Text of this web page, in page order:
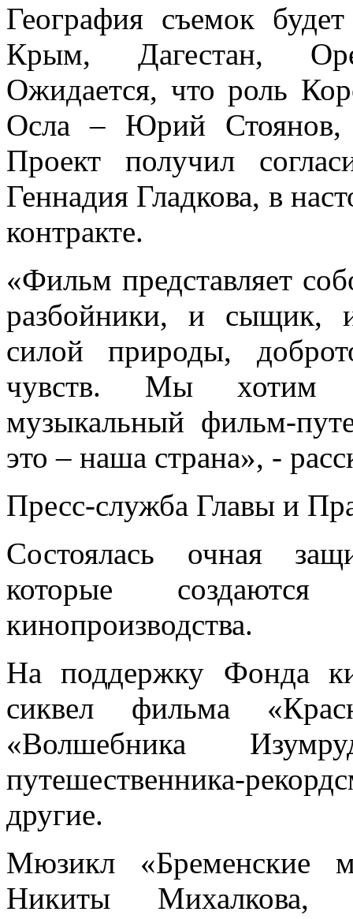
География съемок
Крым, Дагестан,
Ожидается, что роль
Осла – Юрий
Проект получил
Геннадия Гладкова, в
контракте.
«Фильм представляет
разбойники, и сыщик,
силой природы,
чувств. Мы хотим
музыкальный фильм-
это – наша страна», -
Пресс-служба Главы и
Состоялась очная
которые создаются
кинопроизводства.
На поддержку Фонда
сиквел фильма
«Волшебника
путешественника-
другие.
Мюзикл «Бременские
Никиты Михалкова,